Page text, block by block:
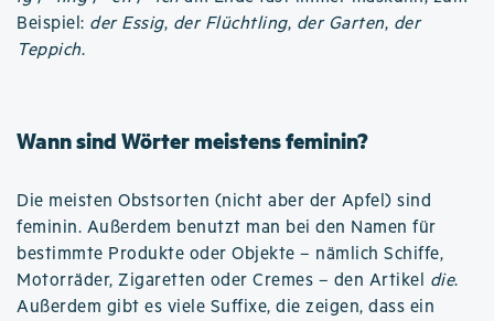
Beispiel: der Essig, der Flüchtling, der Garten, der
Teppich.
Wann sind Wörter meistens feminin?
Die meisten Obstsorten (nicht aber der Apfel) sind
feminin. Außerdem benutzt man bei den Namen für
bestimmte Produkte oder Objekte – nämlich Schiffe,
Motorräder, Zigaretten oder Cremes – den Artikel die.
Außerdem gibt es viele Suffixe, die zeigen, dass ein